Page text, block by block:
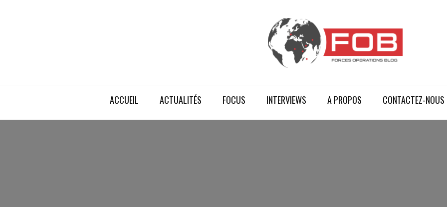
ACCUEIL ACTUALITÉS FOCUS INTERVIEWS A PROPOS CONTACTEZ-NOUS